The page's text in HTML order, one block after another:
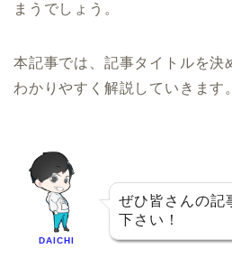
まうでしょう。
本記事では、記事タイトルを決
わかりやすく解説していきます。
DAICHI
ぜひ皆さんの記
下さい！